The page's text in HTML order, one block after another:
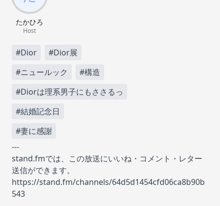
たかひろ
Host
#Dior
#Dior展
#ニュールック
#構造
#Diorは理系男子にもささるっ
#結婚記念日
#妻に感謝
---
stand.fmでは、この放送にいいね・コメント・レター
送信ができます。
https://stand.fm/channels/64d5d1454cfd06ca8b90b
543